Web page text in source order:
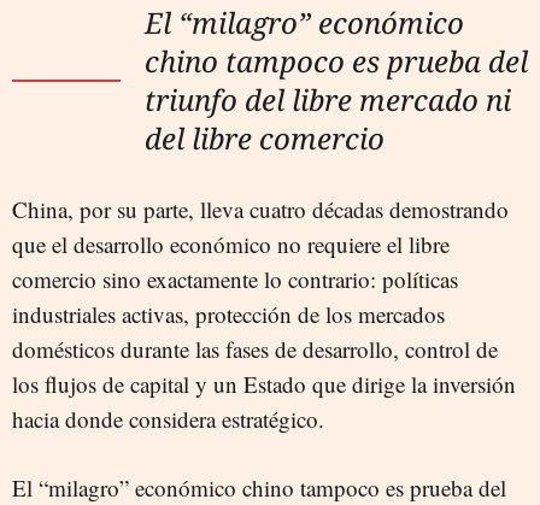
El “milagro” económico
chino tampoco es prueba del
triunfo del libre mercado ni
del libre comercio
China, por su parte, lleva cuatro décadas demostrando
que el desarrollo económico no requiere el libre
comercio sino exactamente lo contrario: políticas
industriales activas, protección de los mercados
domésticos durante las fases de desarrollo, control de
los flujos de capital y un Estado que dirige la inversión
hacia donde considera estratégico.
El “milagro” económico chino tampoco es prueba del